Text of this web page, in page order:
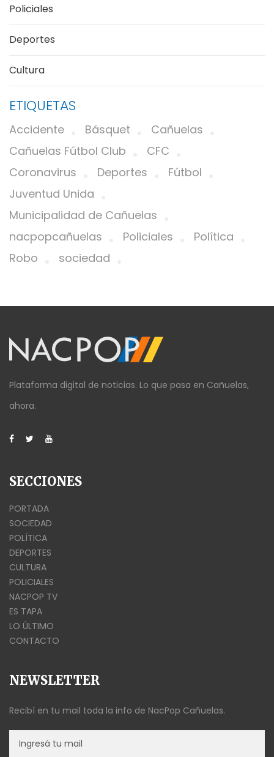
Policiales
Deportes
Cultura
ETIQUETAS
Accidente Básquet
Cañuelas
Cañuelas Fútbol Club
CFC
Coronavirus
Deportes
Fútbol
Juventud Unida
Municipalidad de Cañuelas
nacpopcañuelas
Policiales
Política
Robo
sociedad
Plataforma digital de noticias. Lo que pasa en Cañuelas,
ahora.
SECCIONES
PORTADA
SOCIEDAD
POLÍTICA
DEPORTES
CULTURA
POLICIALES
NACPOP TV
ES TAPA
LO ÚLTIMO
CONTACTO
NEWSLETTER
Recibí en tu mail toda la info de NacPop Cañuelas.